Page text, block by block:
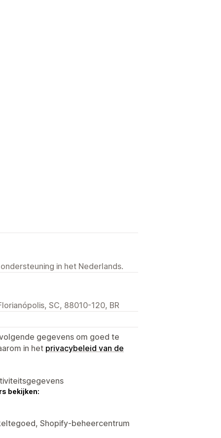
in het Nederlands.
SC, 88010-120, BR
gegevens om goed te
in het privacybeleid van de
bekijken:
Shopify-beheercentrum